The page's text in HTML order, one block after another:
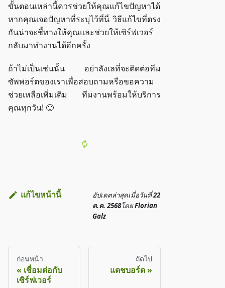
ขั้นตอนเหล่านี้ควรช่วยให้คุณแก้ไขปัญหาได้
หากคุณเจอปัญหาที่ระบุไว้ที่นี่ วิธีแก้ไขที่ตรง
กันน่าจะชี้ทางให้คุณและช่วยให้เซิร์ฟเวอร์
กลับมาทำงานได้อีกครั้ง
ถ้าไม่เป็นเช่นนั้น อย่าลังเลที่จะติดต่อทีม
ซัพพอร์ตของเราเพื่อสอบถามหรือขอความ
ช่วยเหลือเพิ่มเติม ทีมงานพร้อมให้บริการ
คุณทุกวัน! 🙂
แก้ไขหน้านี้ อัปเดตล่าสุดเมื่อวันที่22
ต.ค. 2568โดยFlorian
Galz
ก่อนหน้า
เชื่อมต่อกับ
เซิร์ฟเวอร์
ถัดไป
แดชบอร์ด